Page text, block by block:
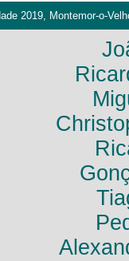
2019, Montemor-o-